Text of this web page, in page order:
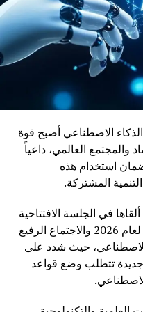
الاصطناعي أصبح قوة
والمجتمع العالمي، داعياً
استخدام هذه
المشتركة.
في الجلسة الافتتاحية
للمؤتمر العالمي للذكاء الاصطناعي لعام 2026 والاجتماع الرفيع
الاصطناعي، حيث شدد على
جديدة تتطلب وضع قواعد